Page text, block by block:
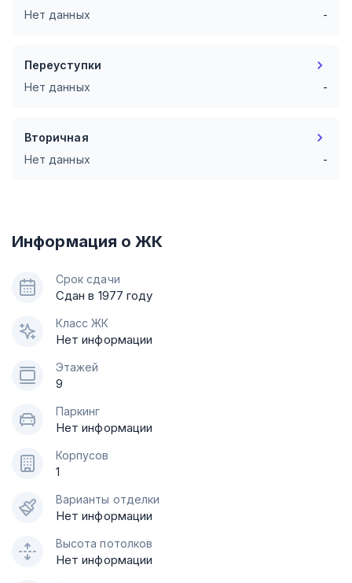
Нет данных
-
Переуступки
Нет данных
-
Вторичная
Нет данных
-
Информация о ЖК
Срок сдачи
Сдан в 1977 году
Класс ЖК
Нет информации
Этажей
9
Паркинг
Нет информации
Корпусов
1
Варианты отделки
Нет информации
Высота потолков
Нет информации